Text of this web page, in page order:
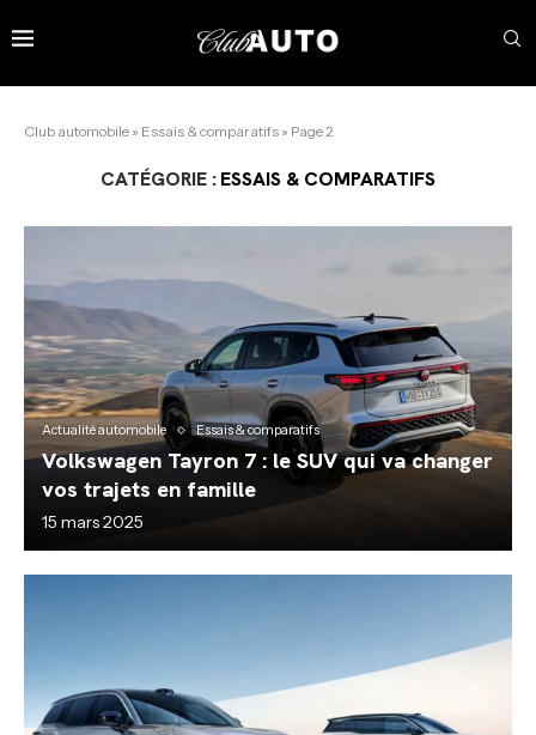
Club automobile » Essais & comparatifs » Page 2
CATÉGORIE :ESSAIS & COMPARATIFS
Actualité automobile Essais & comparatifs
Volkswagen Tayron 7 : le SUV qui va changer
vos trajets en famille
15 mars 2025